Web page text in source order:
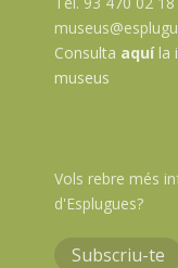
Consulta aquíla
museus
Vols rebre més
d'Esplugues?
Subscriu-te